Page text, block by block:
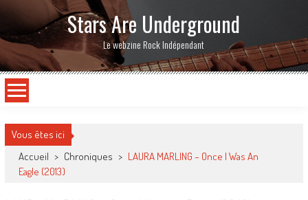
Stars Are Underground
Le webzine Rock Indépendant
Vous êtes ici
Accueil > Chroniques > LAURA MARLING – Once I Was An
Eagle (2013)